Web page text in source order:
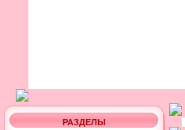
РАЗДЕЛЫ